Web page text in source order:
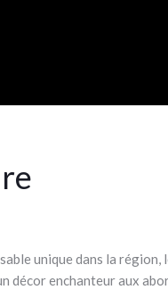
unique dans la
décor enchanteur aux